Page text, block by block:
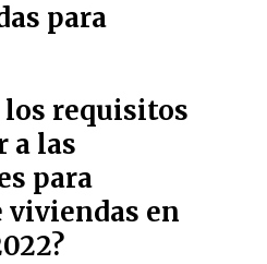
para
los requisitos
a las
para
viviendas en